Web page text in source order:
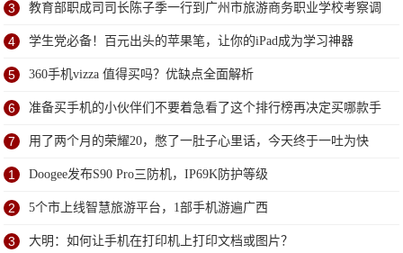
3 教育部职成司司长陈子季一行到广州市旅游商务职业学校考察调
研
4 学生党必备！百元出头的苹果笔，让你的iPad成为学习神器
5 360手机vizza 值得买吗？优缺点全面解析
6 准备买手机的小伙伴们不要着急看了这个排行榜再决定买哪款手
机吧
7 用了两个月的荣耀20，憋了一肚子心里话，今天终于一吐为快
1 Doogee发布S90 Pro三防机，IP69K防护等级
2 5个市上线智慧旅游平台，1部手机游遍广西
3 大明：如何让手机在打印机上打印文档或图片？